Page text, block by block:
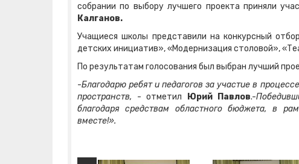
собрании по выбору лучшего проекта приняли
Калганов.
Учащиеся школы представили на конкурсный
детских инициатив», «Модернизация столовой»,
По результатам голосования был выбран лучший
-Благодарю ребят и педагогов за участие в
пространств,
- отметил Юрий Павлов.-
благодаря средствам областного бюджета, в
вместе!».